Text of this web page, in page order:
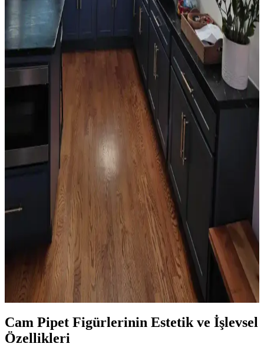
Orta 2000'ler sarı tonları, doğru kombinasyonlarla mekanlara
sıcaklık katabilir. Ancak uyumsuz kullanımlarda eski moda ve
sıradan bir görünüm ortaya çıkabilir. Renk seçimi mekanın diğer
unsurlarıyla dengelenmeli.
Salon Duvar Düzenlemesinde Raf Kullanımı ve
Estetik Dengenin Sağlanması
Salon duvarlarında rafların simetrik yerleşimi, aksesuar seçimi ve
mobilya düzeni mekânın estetik ve fonksiyonel dengesini sağlar.
Doğru duvar rengi ve sanat eserleriyle ferah bir atmosfer oluşturulur.
Oda Düzenlemesinde Boş Alanların Fonksiyonel ve
Estetik Değerlendirme Yöntemleri
Oda düzenlemesinde boş alanların bitkiler, aynalar, raflar ve sanat
eserleriyle değerlendirilmesi yaşam kalitesini artırır. Doğru
yerleştirme ile fonksiyonel ve estetik mekanlar oluşturulur.
Mutfak Köşesini Fonksiyonel ve Estetik Hale
Getirme Pratik Düzenleme Yöntemleri
Mutfak köşenizi düzenlerken gereksiz eşyalardan kurtulmak,
bitkileri doğru konumlandırmak ve askı sistemleri kullanmak
işlevsellik ve estetik sağlar. Alanı işlevsel gruplarla düzenlemek
önemlidir.
Cam Pipet Figürlerinin Estetik ve İşlevsel
Özellikleri